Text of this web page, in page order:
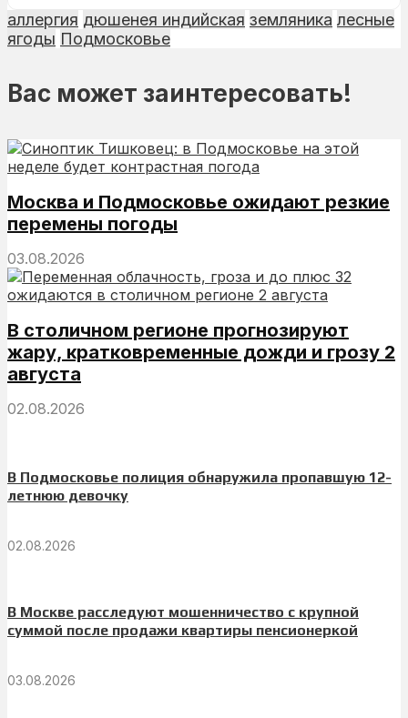
аллергия дюшенея индийская земляника лесные
ягоды Подмосковье
Вас может заинтересовать!
Москва и Подмосковье ожидают резкие
перемены погоды
03.08.2026
В столичном регионе прогнозируют
жару, кратковременные дожди и грозу 2
августа
02.08.2026
В Подмосковье полиция обнаружила пропавшую 12-
летнюю девочку
02.08.2026
В Москве расследуют мошенничество с крупной
суммой после продажи квартиры пенсионеркой
03.08.2026